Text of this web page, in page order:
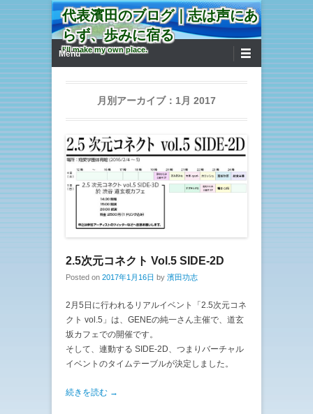
代表濱田のブログ｜志は声にあ
らず、歩みに宿る
I'll make my own place.
第1メニュー
コンテンツへ移動
Menu
月別アーカイブ： 1月 2017
2.5次元コネクト Vol.5 SIDE-2D
Posted on 2017年1月16日 by 濱田功志
2月5日に行われるリアルイベント「2.5次元コネ
クト vol.5」は、GENEの純一さん主催で、道玄
坂カフェでの開催です。
そして、連動する SIDE-2D、つまりバーチャル
イベントのタイムテーブルが決定しました。
続きを読む →